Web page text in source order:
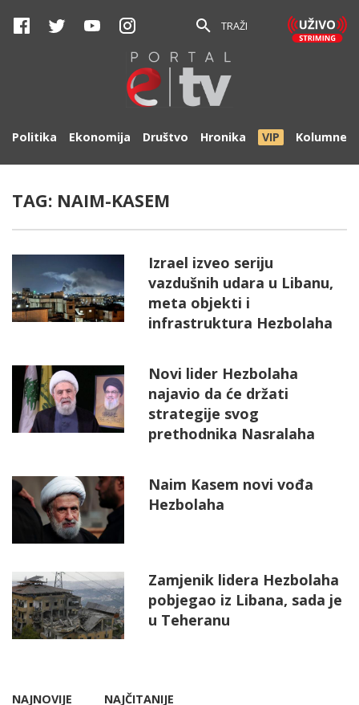
TRAŽI
Politika Ekonomija Društvo Hronika VIP Kolumne
TAG: NAIM-KASEM
Izrael izveo seriju
vazdušnih udara u Libanu,
meta objekti i
infrastruktura Hezbolaha
Novi lider Hezbolaha
najavio da će držati
strategije svog
prethodnika Nasralaha
Naim Kasem novi vođa
Hezbolaha
Zamjenik lidera Hezbolaha
pobjegao iz Libana, sada je
u Teheranu
NAJNOVIJE NAJČITANIJE